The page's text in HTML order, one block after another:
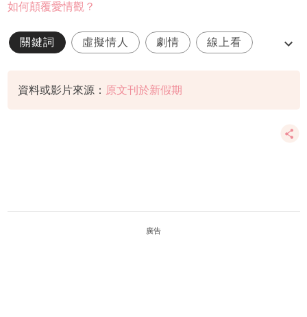
如何顛覆愛情觀？
關鍵詞 虛擬情人 劇情 線上看
資料或影片來源： 原文刊於新假期
廣告